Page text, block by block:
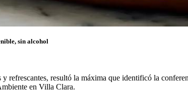
sin alcohol
y refrescantes, resultó la máxima que identificó la
en Villa Clara.